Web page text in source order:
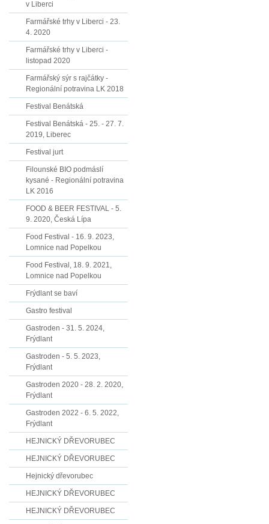
v Liberci
Farmářské trhy v Liberci - 23.
4. 2020
Farmářské trhy v Liberci -
listopad 2020
Farmářský sýr s rajčátky -
Regionální potravina LK 2018
Festival Benátská
Festival Benátská - 25. - 27. 7.
2019, Liberec
Festival jurt
Filounské BIO podmáslí
kysané - Regionální potravina
LK 2016
FOOD & BEER FESTIVAL - 5.
9. 2020, Česká Lípa
Food Festival - 16. 9. 2023,
Lomnice nad Popelkou
Food Festival, 18. 9. 2021,
Lomnice nad Popelkou
Frýdlant se baví
Gastro festival
Gastroden - 31. 5. 2024,
Frýdlant
Gastroden - 5. 5. 2023,
Frýdlant
Gastroden 2020 - 28. 2. 2020,
Frýdlant
Gastroden 2022 - 6. 5. 2022,
Frýdlant
HEJNICKÝ DŘEVORUBEC
HEJNICKÝ DŘEVORUBEC
Hejnický dřevorubec
HEJNICKÝ DŘEVORUBEC
HEJNICKÝ DŘEVORUBEC